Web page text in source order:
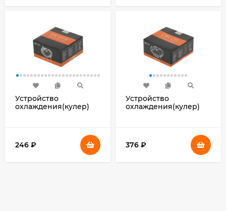
Устройство
охлаждения(кулер)
246 ₽
Устройство
охлаждения(кулер)
376 ₽